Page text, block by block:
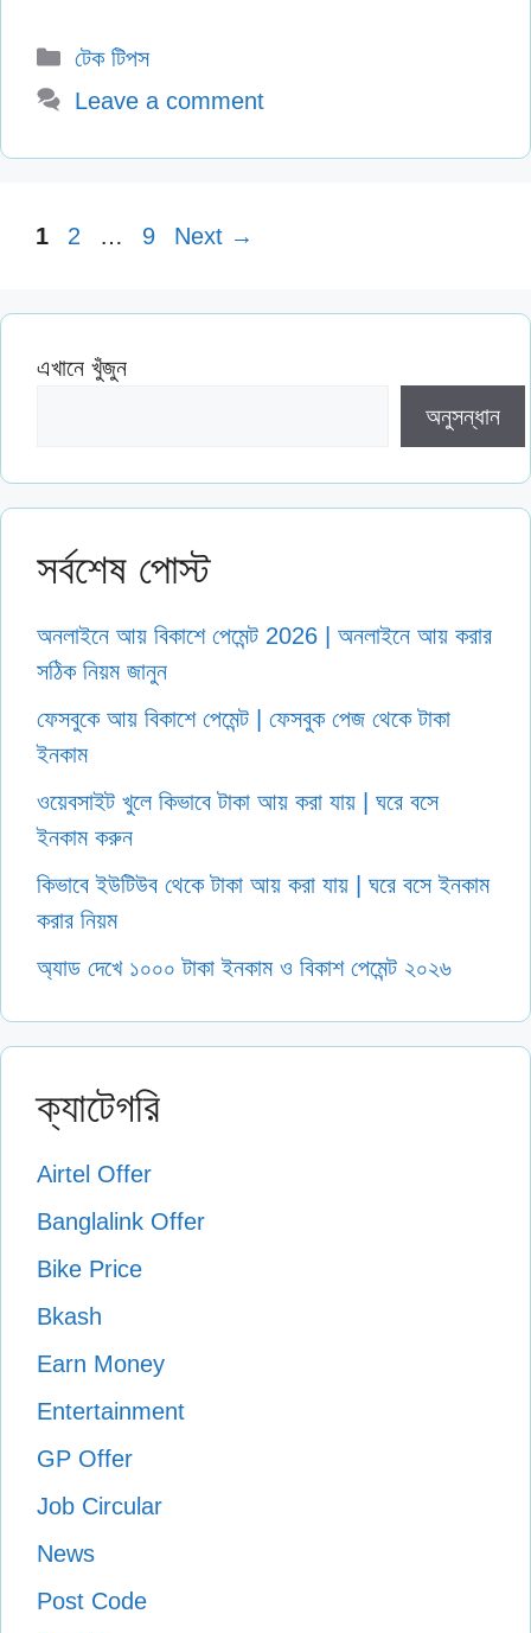
Categories
টেক টিপস
Leave a comment
Page
1 Page
2 … Page
9 Next →
এখানে খুঁজুন
অনুসন্ধান
সর্বশেষ পোস্ট
অনলাইনে আয় বিকাশে পেমেন্ট 2026 | অনলাইনে আয় করার
সঠিক নিয়ম জানুন
ফেসবুকে আয় বিকাশে পেমেন্ট | ফেসবুক পেজ থেকে টাকা
ইনকাম
ওয়েবসাইট খুলে কিভাবে টাকা আয় করা যায় | ঘরে বসে
ইনকাম করুন
কিভাবে ইউটিউব থেকে টাকা আয় করা যায় | ঘরে বসে ইনকাম
করার নিয়ম
অ্যাড দেখে ১০০০ টাকা ইনকাম ও বিকাশ পেমেন্ট ২০২৬
ক্যাটেগরি
Airtel Offer
Banglalink Offer
Bike Price
Bkash
Earn Money
Entertainment
GP Offer
Job Circular
News
Post Code